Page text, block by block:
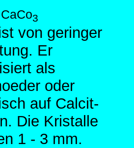
CaCo3
von geringer
Er
als
oder
auf Calcit-
Die Kristalle
1 - 3 mm.